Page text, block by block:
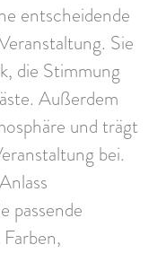
entscheidende
Sie
, die Stimmung
Außerdem
und trägt
bei.
passende